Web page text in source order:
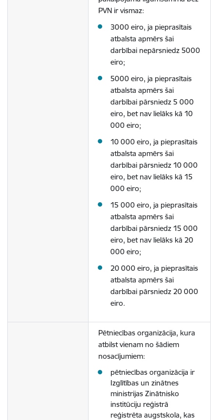
PVN ir vismaz:
3000 eiro, ja pieprasītais
atbalsta apmērs šai
darbībai nepārsniedz 5000
eiro;
5000 eiro, ja pieprasītais
atbalsta apmērs šai
darbībai pārsniedz 5 000
eiro, bet nav lielāks kā 10
000 eiro;
10 000 eiro, ja pieprasītais
atbalsta apmērs šai
darbībai pārsniedz 10 000
eiro, bet nav lielāks kā 15
000 eiro;
15 000 eiro, ja pieprasītais
atbalsta apmērs šai
darbībai pārsniedz 15 000
eiro, bet nav lielāks kā 20
000 eiro;
20 000 eiro, ja pieprasītais
atbalsta apmērs šai
darbībai pārsniedz 20 000
eiro.
Pētniecības organizācija, kura
atbilst vienam no šādiem
nosacījumiem:
pētniecības organizācija ir
Izglītības un zinātnes
ministrijas Zinātnisko
institūciju reģistrā
reģistrēta augstskola, kas